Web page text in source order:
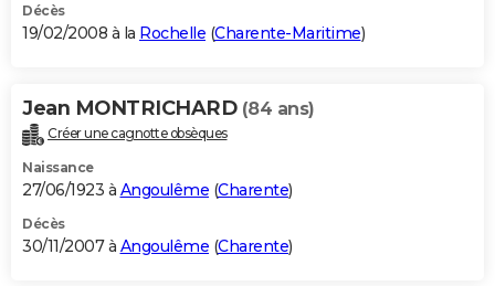
Décès
19/02/2008 à la Rochelle (Charente-Maritime)
Jean MONTRICHARD (84 ans)
Créer une cagnotte obsèques
Naissance
27/06/1923 à Angoulême (Charente)
Décès
30/11/2007 à Angoulême (Charente)